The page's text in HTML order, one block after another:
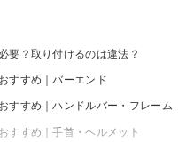
要？取り付けるのは違法？
すすめ｜バーエンド
すすめ｜ハンドルバー・フレーム
すすめ｜手首・ヘルメット